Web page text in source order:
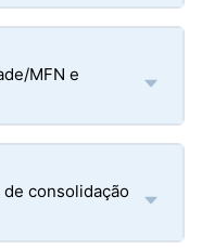
MFN e
consolidação